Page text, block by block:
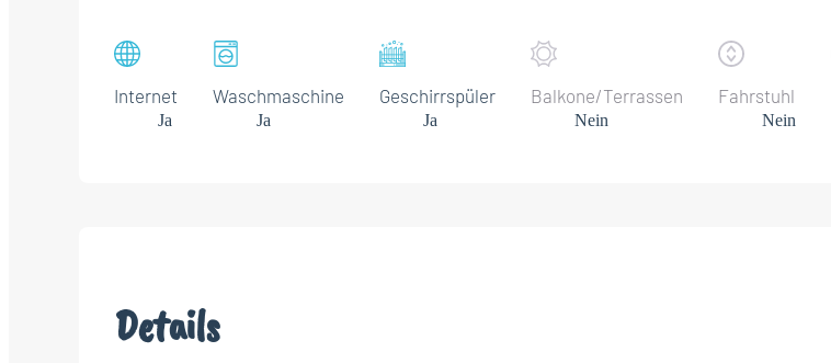
Internet
Ja
Waschmaschine
Ja
Geschirrspüler
Ja
Balkone/Terrassen
Nein
Fahrstuhl
Nein
Details